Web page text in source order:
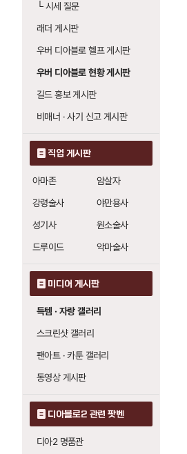
└시세 질문
래더 게시판
우버 디아블로 헬프 게시판
우버 디아블로 현황 게시판
길드 홍보 게시판
비매너 · 사기 신고 게시판
직업 게시판
아마존
암살자
강령술사
야만용사
성기사
원소술사
드루이드
악마술사
미디어 게시판
득템 · 자랑 갤러리
스크린샷 갤러리
팬아트 · 카툰 갤러리
동영상 게시판
디아블로2 관련 팟벤
디아2 명품관